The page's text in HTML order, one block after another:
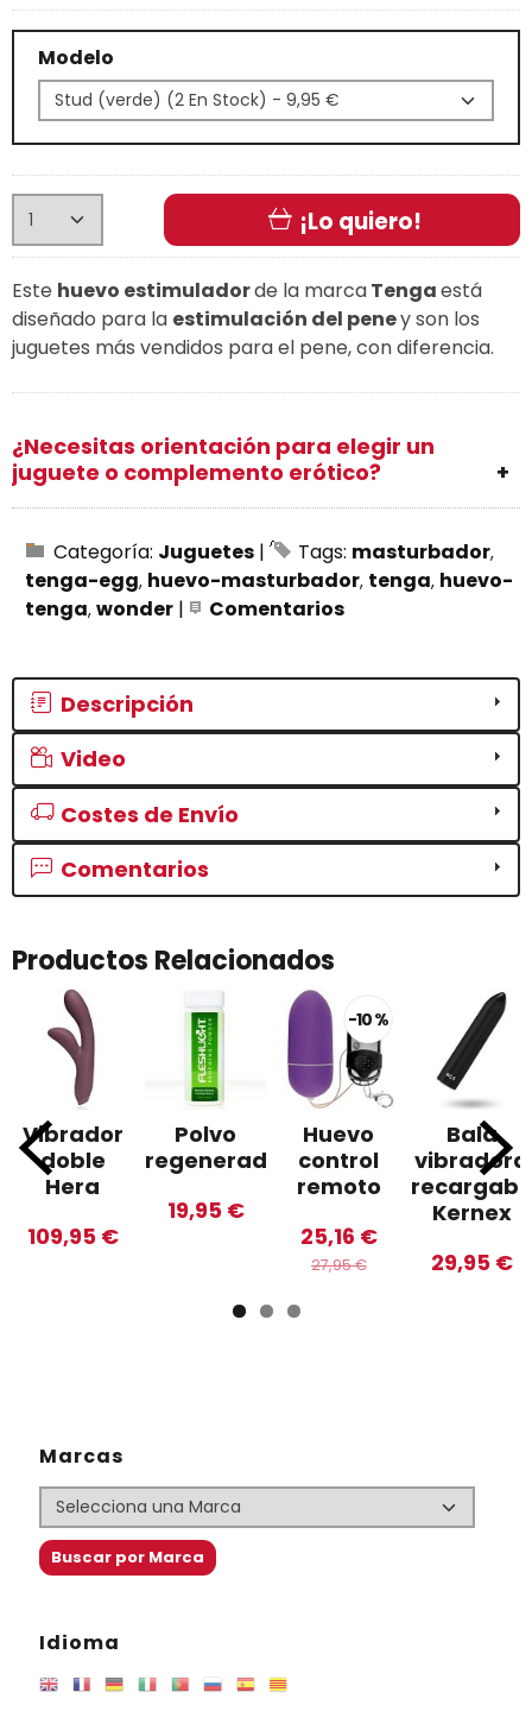
Marcas
Idioma
Modelo
¡Lo quiero!
Este huevo estimuladorde la marcaTengaestá
diseñado para la estimulación del peney son los
juguetes más vendidos para el pene, con diferencia.
¿Necesitas orientación para elegir un
juguete o complemento erótico?
Categoría: Juguetes | Tags: masturbador
tenga-egg huevo-masturbador tenga huevo-
tenga wonder | Comentarios
Descripción
Video
Costes de Envío
Comentarios
Productos Relacionados
Vibrador
doble
Hera
109,95 €
Polvo
regenerador
19,95 €
-10 %
Huevo
control
remoto
25,16 €
27,95 €
Bala
vibradora
Kernex
29,95 €